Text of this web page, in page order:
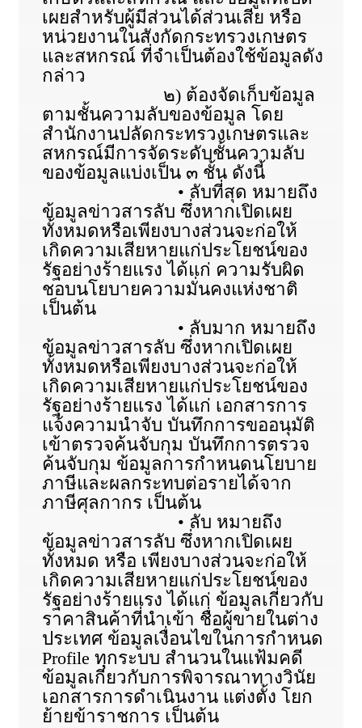
เผยสำหรับผู้มีส่วนได้ส่วนเสีย หรือ
หน่วยงานในสังกัดกระทรวงเกษตร
และสหกรณ์ ที่จำเป็นต้องใช้ข้อมูลดัง
กล่าว
๒) ต้องจัดเก็บข้อมูล
ตามชั้นความลับของข้อมูล โดย
สำนักงานปลัดกระทรวงเกษตรและ
สหกรณ์มีการจัดระดับชั้นความลับ
ของข้อมูลแบ่งเป็น ๓ ชั้น ดังนี้
• ลับที่สุด หมายถึง
ข้อมูลข่าวสารลับ ซึ่งหากเปิดเผย
ทั้งหมดหรือเพียงบางส่วนจะก่อให้
เกิดความเสียหายแก่ประโยชน์ของ
รัฐอย่างร้ายแรง ได้แก่ ความรับผิด
ชอบนโยบายความมั่นคงแห่งชาติ
เป็นต้น
• ลับมาก หมายถึง
ข้อมูลข่าวสารลับ ซึ่งหากเปิดเผย
ทั้งหมดหรือเพียงบางส่วนจะก่อให้
เกิดความเสียหายแก่ประโยชน์ของ
รัฐอย่างร้ายแรง ได้แก่ เอกสารการ
แจ้งความนำจับ บันทึกการขออนุมัติ
เข้าตรวจค้นจับกุม บันทึกการตรวจ
ค้นจับกุม ข้อมูลการกำหนดนโยบาย
ภาษีและผลกระทบต่อรายได้จาก
ภาษีศุลกากร เป็นต้น
• ลับ หมายถึง
ข้อมูลข่าวสารลับ ซึ่งหากเปิดเผย
ทั้งหมด หรือ เพียงบางส่วนจะก่อให้
เกิดความเสียหายแก่ประโยชน์ของ
รัฐอย่างร้ายแรง ได้แก่ ข้อมูลเกี่ยวกับ
ราคาสินค้าที่นำเข้า ชื่อผู้ขายในต่าง
ประเทศ ข้อมูลเงื่อนไขในการกำหนด
Profile ทุกระบบ สำนวนในแฟ้มคดี
ข้อมูลเกี่ยวกับการพิจารณาทางวินัย
เอกสารการดำเนินงาน แต่งตั้ง โยก
ย้ายข้าราชการ เป็นต้น